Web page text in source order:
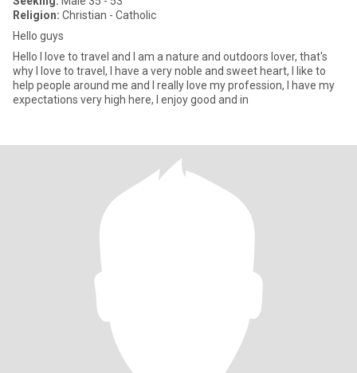
Religion: Christian - Catholic
Hello guys
Hello I love to travel and I am a nature and outdoors lover, that's
why I love to travel, I have a very noble and sweet heart, I like to
help people around me and I really love my profession, I have my
expectations very high here, I enjoy good and in